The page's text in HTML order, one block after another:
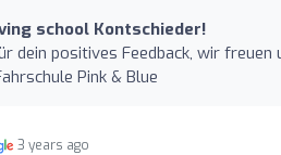
school Kontschieder!
dein positives Feedback, wir
Pink & Blue
3 years ago